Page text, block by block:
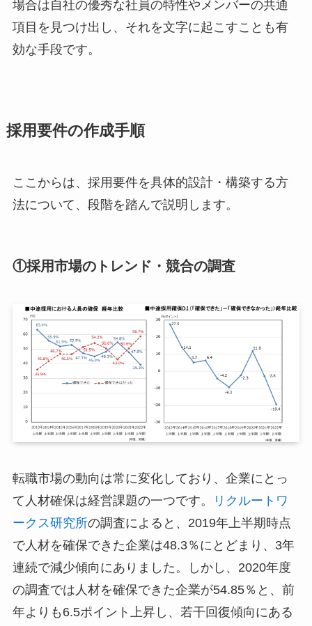
場合は自社の優秀な社員の特性やメンバーの共通
項目を見つけ出し、それを文字に起こすことも有
効な手段です。
採用要件の作成手順
ここからは、採用要件を具体的設計・構築する方
法について、段階を踏んで説明します。
①採用市場のトレンド・競合の調査
転職市場の動向は常に変化しており、企業にとっ
て人材確保は経営課題の一つです。
リクルートワ
ークス研究所の調査によると、2019年上半期時点
で人材を確保できた企業は48.3％にとどまり、3年
連続で減少傾向にありました。しかし、2020年度
の調査では人材を確保できた企業が54.85％と、前
年よりも6.5ポイント上昇し、若干回復傾向にある